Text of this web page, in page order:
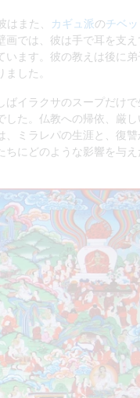
また、 カギュ派のチベ
では、彼は手で耳を支え
ます。彼の教えは後に弟
した。
イラクサのスープだけで
た。仏教への帰依、厳し
ミラレパの生涯と、復讐
にどのような影響を与え